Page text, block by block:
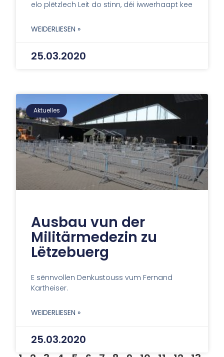
elo plëtzlech Leit do stinn, déi iwwerhaapt kee
WEIDERLIESEN »
25.03.2020
Aktuelles
Ausbau vun der
Militärmedezin zu
Lëtzebuerg
E sënnvollen Denkustouss vum Fernand
Kartheiser.
WEIDERLIESEN »
25.03.2020